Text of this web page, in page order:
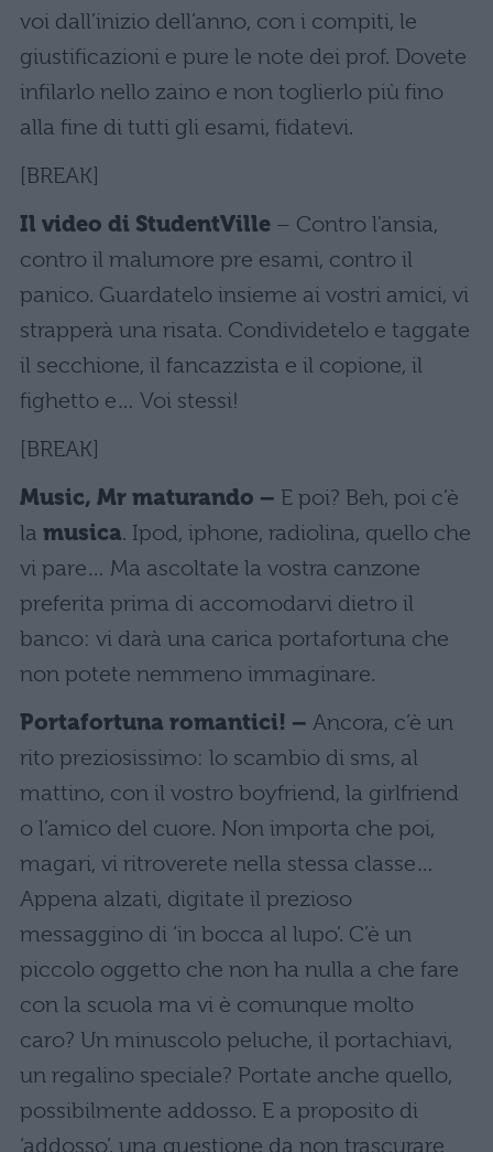
voi dall’inizio dell’anno, con i compiti, le
giustificazioni e pure le note dei prof. Dovete
infilarlo nello zaino e non toglierlo più fino
alla fine di tutti gli esami, fidatevi.
[BREAK]
Il video di StudentVille – Contro l'ansia,
contro il malumore pre esami, contro il
panico. Guardatelo insieme ai vostri amici, vi
strapperà una risata. Condividetelo e taggate
il secchione, il fancazzista e il copione, il
fighetto e… Voi stessi!
[BREAK]
Music, Mr maturando – E poi? Beh, poi c’è
la musica. Ipod, iphone, radiolina, quello che
vi pare… Ma ascoltate la vostra canzone
preferita prima di accomodarvi dietro il
banco: vi darà una carica portafortuna che
non potete nemmeno immaginare.
Portafortuna romantici! – Ancora, c’è un
rito preziosissimo: lo scambio di sms, al
mattino, con il vostro boyfriend, la girlfriend
o l’amico del cuore. Non importa che poi,
magari, vi ritroverete nella stessa classe…
Appena alzati, digitate il prezioso
messaggino di ‘in bocca al lupo’. C’è un
piccolo oggetto che non ha nulla a che fare
con la scuola ma vi è comunque molto
caro? Un minuscolo peluche, il portachiavi,
un regalino speciale? Portate anche quello,
possibilmente addosso. E a proposito di
‘addosso’, una questione da non trascurare